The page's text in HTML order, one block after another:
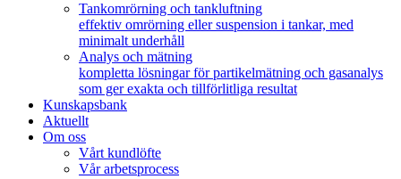
Tankomrörning och tankluftning
effektiv omrörning eller suspension i tankar, med
minimalt underhåll
Analys och mätning
kompletta lösningar för partikelmätning och gasanalys
som ger exakta och tillförlitliga resultat
Kunskapsbank
Aktuellt
Om oss
Vårt kundlöfte
Vår arbetsprocess